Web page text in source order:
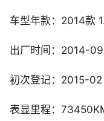
车型年款：2014款
出厂时间：2014-09
初次登记：2015-02
表显里程：